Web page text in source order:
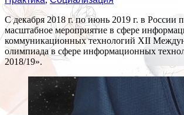
С декабря 2018 г. по июнь 2019 г. в России
масштабное мероприятие в сфере
коммуникационных технологий XII
олимпиада в сфере информационных
2018/19».